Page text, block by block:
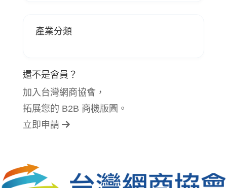
產業分類
還不是會員？
加入台灣網商協會，
拓展您的 B2B 商機版圖。
立即申請